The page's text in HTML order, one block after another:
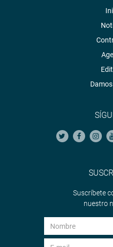
Suscríbete
nuestro